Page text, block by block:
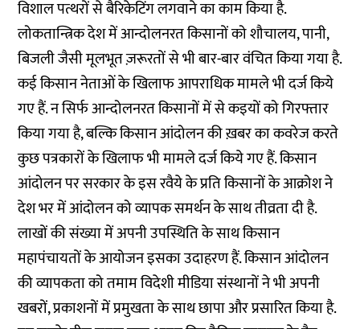
विशाल पत्थरों से बैरिकेटिंग लगवाने का काम किया है.
लोकतान्त्रिक देश में आन्दोलनरत किसानों को शौचालय, पानी,
बिजली जैसी मूलभूत ज़रूरतों से भी बार-बार वंचित किया गया है.
कई किसान नेताओं के खिलाफ आपराधिक मामले भी दर्ज किये
गए हैं. न सिर्फ आन्दोलनरत किसानों में से कइयों को गिरफ्तार
किया गया है, बल्कि किसान आंदोलन की ख़बर का कवरेज करते
कुछ पत्रकारों के खिलाफ भी मामले दर्ज किये गए हैं. किसान
आंदोलन पर सरकार के इस रवैये के प्रति किसानों के आक्रोश ने
देश भर में आंदोलन को व्यापक समर्थन के साथ तीव्रता दी है.
लाखों की संख्या में अपनी उपस्थिति के साथ किसान
महापंचायतों के आयोजन इसका उदाहरण हैं. किसान आंदोलन
की व्यापकता को तमाम विदेशी मीडिया संस्थानों ने भी अपनी
खबरों, प्रकाशनों में प्रमुखता के साथ छापा और प्रसारित किया है.